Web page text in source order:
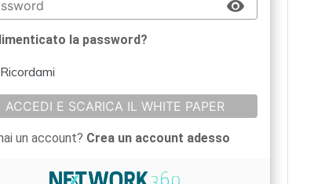
la password?
Ricordami
ACCEDI E SCARICA IL WHITE PAPER
un account? Crea un account adesso